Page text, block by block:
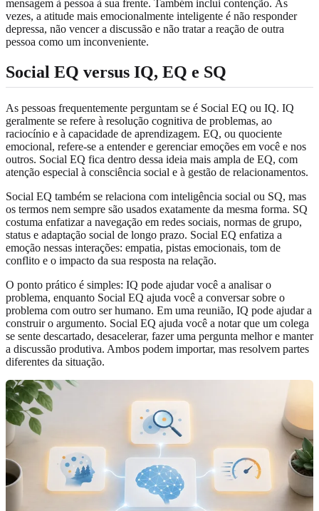
mensagem à pessoa à sua frente. Também inclui contenção. Às
vezes, a atitude mais emocionalmente inteligente é não responder
depressa, não vencer a discussão e não tratar a reação de outra
pessoa como um inconveniente.
Social EQ versus IQ, EQ e SQ
As pessoas frequentemente perguntam se é Social EQ ou IQ. IQ
geralmente se refere à resolução cognitiva de problemas, ao
raciocínio e à capacidade de aprendizagem. EQ, ou quociente
emocional, refere-se a entender e gerenciar emoções em você e nos
outros. Social EQ fica dentro dessa ideia mais ampla de EQ, com
atenção especial à consciência social e à gestão de relacionamentos.
Social EQ também se relaciona com inteligência social ou SQ, mas
os termos nem sempre são usados exatamente da mesma forma. SQ
costuma enfatizar a navegação em redes sociais, normas de grupo,
status e adaptação social de longo prazo. Social EQ enfatiza a
emoção nessas interações: empatia, pistas emocionais, tom de
conflito e o impacto da sua resposta na relação.
O ponto prático é simples: IQ pode ajudar você a analisar o
problema, enquanto Social EQ ajuda você a conversar sobre o
problema com outro ser humano. Em uma reunião, IQ pode ajudar a
construir o argumento. Social EQ ajuda você a notar que um colega
se sente descartado, desacelerar, fazer uma pergunta melhor e manter
a discussão produtiva. Ambos podem importar, mas resolvem partes
diferentes da situação.